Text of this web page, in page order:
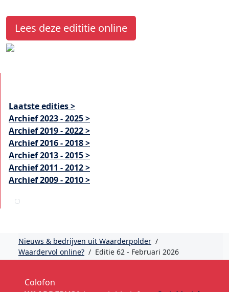
Lees deze edititie online
Laatste edities >
Archief 2023 - 2025 >
Archief 2019 - 2022 >
Archief 2016 - 2018 >
Archief 2013 - 2015 >
Archief 2011 - 2012 >
Archief 2009 - 2010 >
Nieuws & bedrijven uit Waarderpolder /
Waardervol online? / Editie 62 - Februari 2026
Colofon